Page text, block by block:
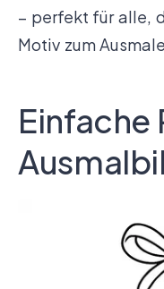
– perfekt für alle,
Motiv zum
Einfache